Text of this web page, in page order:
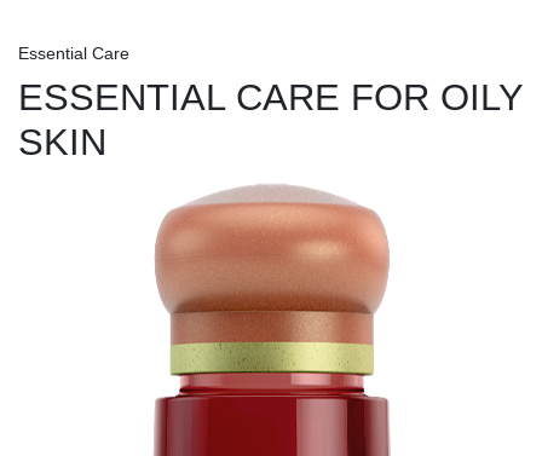
Essential Care
ESSENTIAL CARE FOR OILY
SKIN